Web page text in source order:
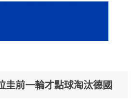
圭前一輪才點球淘汰德國